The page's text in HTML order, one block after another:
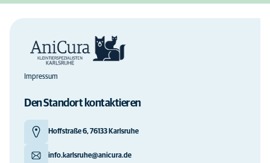
Impressum
Den Standort kontaktieren
Hoffstraße 6, 76133 Karlsruhe
info.karlsruhe@anicura.de